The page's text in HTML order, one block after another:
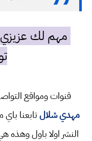
مهم لك عزيزي
قنوات ومواقع
مهدي شلالتابعنا
النشر اولا باول وهذه